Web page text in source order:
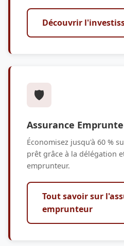
Découvrir
🛡️
Assurance
Économisez jusqu'à 60 %
prêt grâce à la délégation
emprunteur.
Tout savoir sur
emprunteur